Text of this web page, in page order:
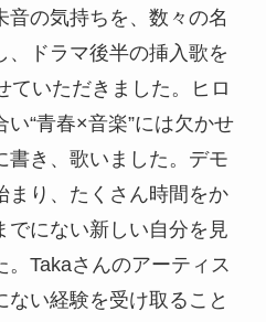
の気持ちを、数々の名
、ドラマ後半の挿入歌を
ていただきました。ヒロ
“青春×音楽”には欠かせ
書き、歌いました。デモ
まり、たくさん時間をか
でにない新しい自分を見
Takaさんのアーティス
ない経験を受け取ること